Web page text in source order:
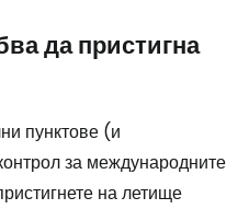
да пристигна
пунктове (и
за международните
на летище